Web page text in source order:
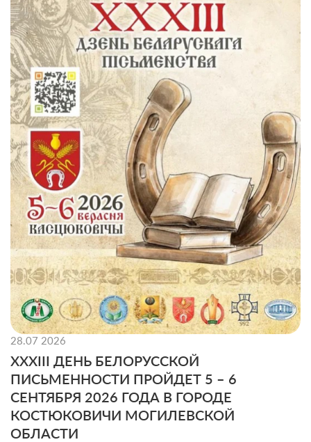
28.07 2026
XXXIII ДЕНЬ БЕЛОРУССКОЙ
ПИСЬМЕННОСТИ ПРОЙДЕТ 5 – 6
СЕНТЯБРЯ 2026 ГОДА В ГОРОДЕ
КОСТЮКОВИЧИ МОГИЛЕВСКОЙ
ОБЛАСТИ